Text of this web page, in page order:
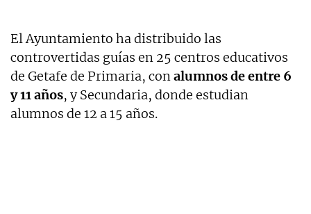
El Ayuntamiento ha distribuido las
controvertidas guías en 25 centros educativos
de Getafe de Primaria, conalumnos de entre 6
y 11 años, y Secundaria, donde estudian
alumnos de 12 a 15 años.